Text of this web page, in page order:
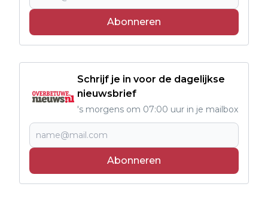
Abonneren
Schrijf je in voor de dagelijkse
nieuwsbrief
's morgens om 07:00 uur in je mailbox
Abonneren